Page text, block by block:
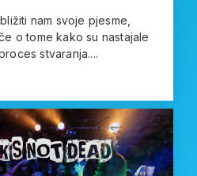
nam svoje pjesme,
o tome kako su nastajale
stvaranja....